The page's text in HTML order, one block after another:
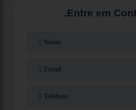
.Entre em